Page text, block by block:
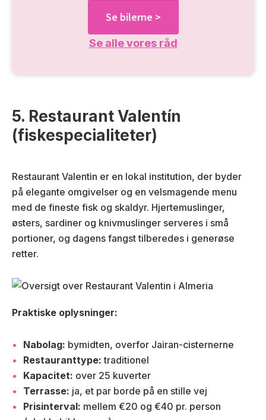
Se bilerne >
Se alle vores råd
5. Restaurant Valentín
(fiskespecialiteter)
Restaurant Valentìn er en lokal institution, der byder
på elegante omgivelser og en velsmagende menu
med de fineste fisk og skaldyr. Hjertemuslinger,
østers, sardiner og knivmuslinger serveres i små
portioner, og dagens fangst tilberedes i generøse
retter.
Praktiske oplysninger:
Nabolag: bymidten, overfor Jairan-cisternerne
Restauranttype:traditionel
Kapacitet: over 25 kuverter
Terrasse: ja, et par borde på en stille vej
Prisinterval: mellem €20 og €40 pr. person